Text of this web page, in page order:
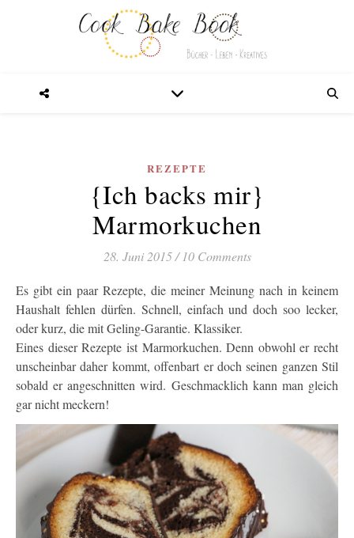
REZEPTE
{Ich backs mir}
Marmorkuchen
28. Juni 2015/ 10 Comments
Es gibt ein paar Rezepte, die meiner Meinung nach in keinem
Haushalt fehlen dürfen. Schnell, einfach und doch soo lecker,
oder kurz, die mit Geling-Garantie. Klassiker.
Eines dieser Rezepte ist Marmorkuchen. Denn obwohl er recht
unscheinbar daher kommt, offenbart er doch seinen ganzen Stil
sobald er angeschnitten wird. Geschmacklich kann man gleich
gar nicht meckern!